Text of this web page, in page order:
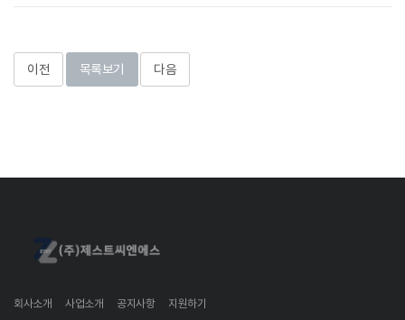
이전 목록보기 다음
회사소개 사업소개 공지사항 지원하기